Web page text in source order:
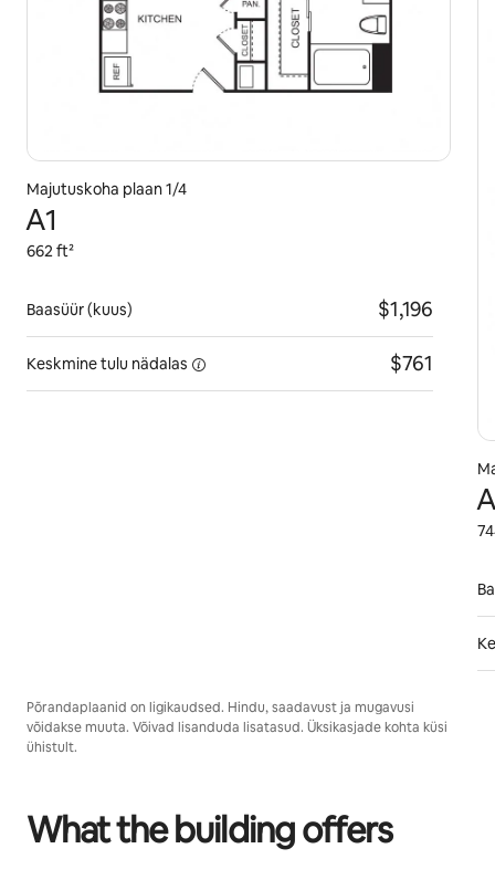
Majutuskoha plaan 1/4
A1
662 ft²
Baasüür (kuus) $1,196
Keskmine tulu nädalas $761
Põrandaplaanid on ligikaudsed. Hindu, saadavust ja mugavusi
võidakse muuta. Võivad lisanduda lisatasud. Üksikasjade kohta küsi
ühistult.
What the building offers